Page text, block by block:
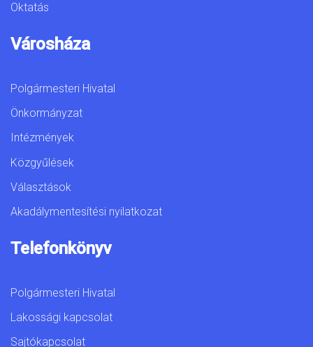
Oktatás
Városháza
Polgármesteri Hivatal
Önkormányzat
Intézmények
Közgyűlések
Választások
Akadálymentesítési nyilatkozat
Telefonkönyv
Polgármesteri Hivatal
Lakossági kapcsolat
Sajtókapcsolat